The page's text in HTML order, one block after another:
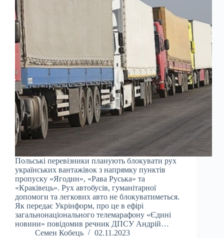
Польські перевізники планують блокувати рух
українських вантажівок з напрямку пунктів
пропуску «Ягодин», «Рава Руська» та
«Краківець». Рух автобусів, гуманітарної
допомоги та легкових авто не блокуватиметься.
Як передає Укрінформ, про це в ефірі
загальнонаціонального телемарафону «Єдині
новини» повідомив речник ДПСУ Андрій…
Семен Кобець
02.11.2023